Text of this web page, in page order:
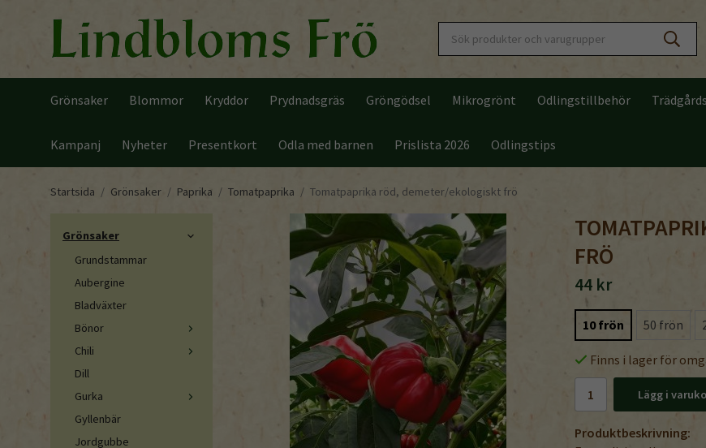
Grönsaker Blommor Kryddor Prydnadsgräs Gröngödsel Mikrogrönt Odlingstillbehör
Kampanj Nyheter Presentkort Odla med barnen Prislista 2026 Odlingstips
Startsida / Grönsaker / Paprika / Tomatpaprika / Tomatpaprika röd, demeter/ekologiskt frö
Grönsaker
Grundstammar
Aubergine
Bladväxter
Bönor
Chili
Dill
Gurka
Gyllenbär
Jordgubbe
FRÖ
44 kr
10 frön 50 frön
Finns i lager för
Lägg i
Produktbeskrivning: